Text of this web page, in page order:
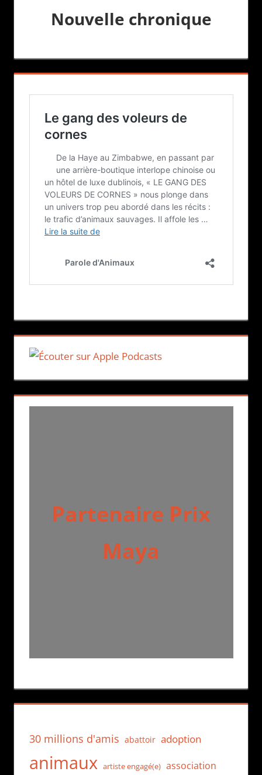
Nouvelle chronique
Partenaire Prix
Maya
30 millions d'amis abattoir adoption
animaux artiste engagé(e) association